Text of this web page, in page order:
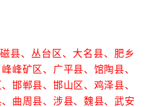
、丛台区、大名县、肥乡
峰矿区、广平县、馆陶县、
邯郸县、邯山区、鸡泽县、
、曲周县、涉县、魏县、武安